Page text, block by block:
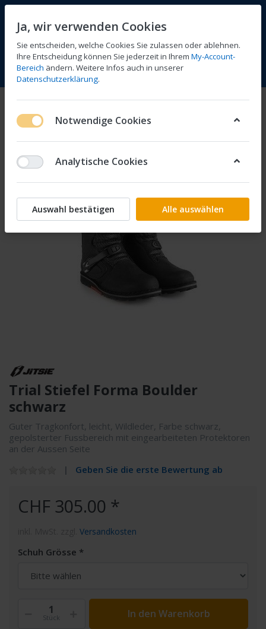
Menü Anmelden Vergleichen Wunschliste
Trial Stiefel Forma Boulder
schwarz
Guter Tragkonfort, leicht, Wildleder, Farbe schwarz,
gepolsterter Fussbereich mit eingearbeiteten Protektoren
an der Aussen Seite
Geben Sie die erste Bewertung ab
CHF 305.00 *
Versandkosten
Schuh Grösse
Stück In den Warenkorb
Ja, wir verwenden Cookies
Sie entscheiden, welche Cookies Sie zulassen oder ablehnen.
Ihre Entscheidung können Sie jederzeit in Ihrem My-Account-
Bereich ändern. Weitere Infos auch in unserer
Datenschutzerklärung.
Notwendige Cookies
Analytische Cookies
Auswahl bestätigen Alle auswählen